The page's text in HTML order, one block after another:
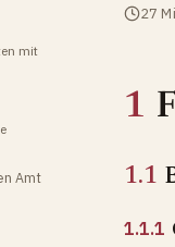
mit
Amt
27
1
1.1
1.1.1